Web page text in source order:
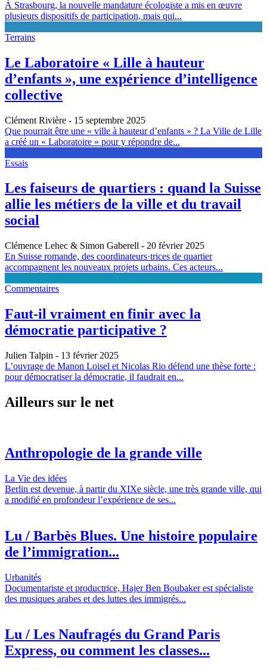
À Strasbourg, la nouvelle mandature écologiste a mis en œuvre
plusieurs dispositifs de participation, mais qui...
Terrains
Le Laboratoire « Lille à hauteur
d’enfants », une expérience d’intelligence
collective
Clément Rivière - 15 septembre 2025
Que pourrait être une « ville à hauteur d’enfants » ? La Ville de Lille
a créé un « Laboratoire » pour y répondre de...
Essais
Les faiseurs de quartiers : quand la Suisse
allie les métiers de la ville et du travail
social
Clémence Lehec & Simon Gaberell - 20 février 2025
En Suisse romande, des coordinateurs·trices de quartier
accompagnent les nouveaux projets urbains. Ces acteurs...
Commentaires
Faut-il vraiment en finir avec la
démocratie participative ?
Julien Talpin - 13 février 2025
L’ouvrage de Manon Loisel et Nicolas Rio défend une thèse forte :
pour démocratiser la démocratie, il faudrait en...
Ailleurs sur le net
Anthropologie de la grande ville
La Vie des idées
Berlin est devenue, à partir du XIXe siècle, une très grande ville, qui
a modifié en profondeur l’expérience de ses...
Lu / Barbès Blues. Une histoire populaire
de l’immigration...
Urbanités
Documentariste et productrice, Hajer Ben Boubaker est spécialiste
des musiques arabes et des luttes des immigrés...
Lu / Les Naufragés du Grand Paris
Express, ou comment les classes...